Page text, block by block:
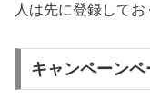
人は先に登録してお
キャンペーン